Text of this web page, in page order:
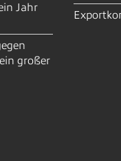
Jahr
großer